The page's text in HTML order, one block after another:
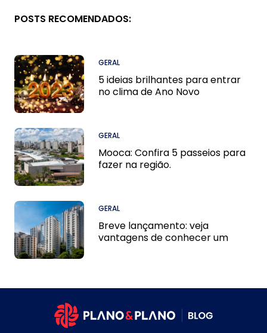
POSTS RECOMENDADOS:
GERAL
5 ideias brilhantes para entrar
no clima de Ano Novo
GERAL
Mooca: Confira 5 passeios para
fazer na região.
GERAL
Breve lançamento: veja
vantagens de conhecer um